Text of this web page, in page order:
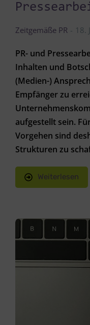
Zeitgemäße PR 18.
PR- und
Inhalten und
(Medien-)
Empfänger zu
aufgestellt sein.
Vorgehen sind
Strukturen zu
Weiterlesen